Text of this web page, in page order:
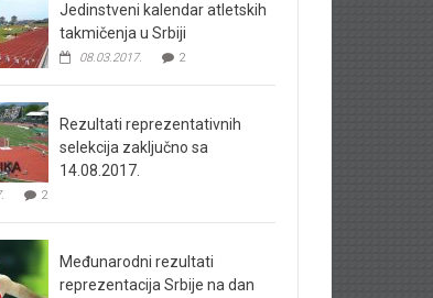
Jedinstveni kalendar atletskih
takmičenja u Srbiji
08.03.2017. 2
Rezultati reprezentativnih
selekcija zaključno sa
14.08.2017.
2
Međunarodni rezultati
reprezentacija Srbije na dan